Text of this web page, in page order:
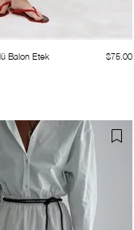
Balon Etek $75.00